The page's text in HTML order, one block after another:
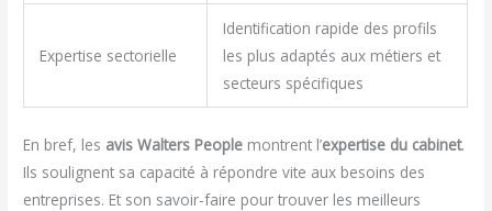
Expertise sectorielle
Identification rapide des profils
les plus adaptés aux métiers et
secteurs spécifiques
En bref, les avis Walters People montrent l’expertise du cabinet.
Ils soulignent sa capacité à répondre vite aux besoins des
entreprises. Et son savoir-faire pour trouver les meilleurs